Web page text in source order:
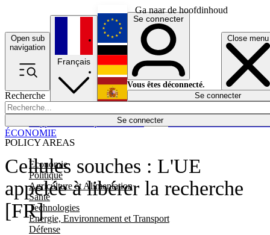
Ga naar de hoofdinhoud
Open sub
navigation
Close menu
Recherche
Se connecter
POLICY AREAS
Economie
Politique
Agriculture et Alimentation
Santé
Technologies
Energie, Environnement et Transport
Défense
Économie
Français
English
Deutsch
Español
Se connecter
Vous êtes déconnecté.
Se connecter
Cellules souches : L'UE
appelée à libérer la recherche
[FR]
ÉCONOMIE